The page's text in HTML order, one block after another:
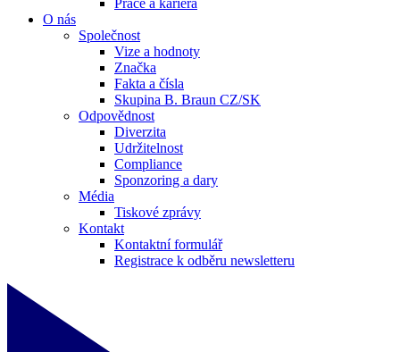
Práce a kariéra
O nás
Společnost
Vize a hodnoty
Značka
Fakta a čísla
Skupina B. Braun CZ/SK
Odpovědnost
Diverzita
Udržitelnost
Compliance
Sponzoring a dary
Média
Tiskové zprávy
Kontakt
Kontaktní formulář
Registrace k odběru newsletteru